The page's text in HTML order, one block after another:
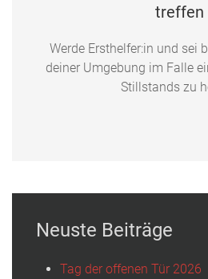
treffen
Werde Ersthelfer:in und sei
deiner Umgebung im Falle
Stillstands zu
Neuste Beiträge
Tag der offenen Tür 2026